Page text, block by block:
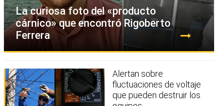
La curiosa foto del «producto
cárnico» que encontró Rigoberto
Ferrera
Alertan sobre
fluctuaciones de voltaje
que pueden destruir los